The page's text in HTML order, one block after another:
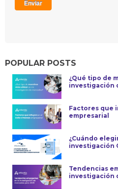
POPULAR POSTS
¿Qué tipo de
investigación
Factores que
empresarial
¿Cuándo
investigación
Tendencias
investigación